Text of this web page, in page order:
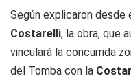
Según explicaron desde
Costarelli, la obra, que
vinculará la concurrida
del Tomba con la